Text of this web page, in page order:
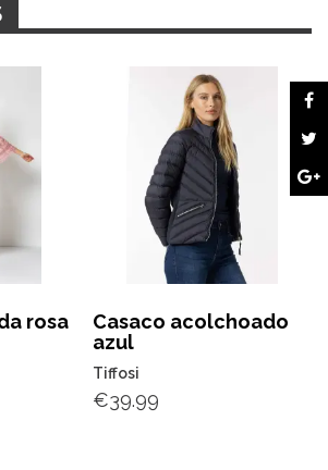
rosa
Casaco acolchoado
azul
Tiffosi
€39.99